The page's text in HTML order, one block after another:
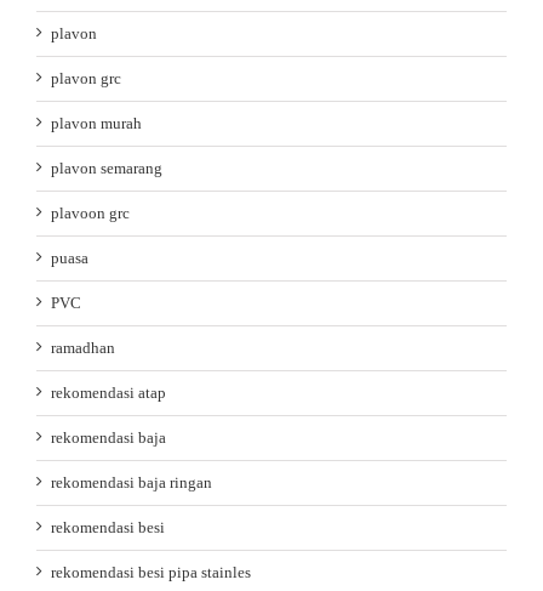
plavon
plavon grc
plavon murah
plavon semarang
plavoon grc
puasa
PVC
ramadhan
rekomendasi atap
rekomendasi baja
rekomendasi baja ringan
rekomendasi besi
rekomendasi besi pipa stainles